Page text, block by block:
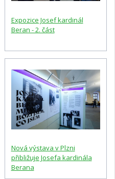
Expozice Josef kardinál
Beran - 2. část
Nová výstava v Plzni
přibližuje Josefa kardinála
Berana